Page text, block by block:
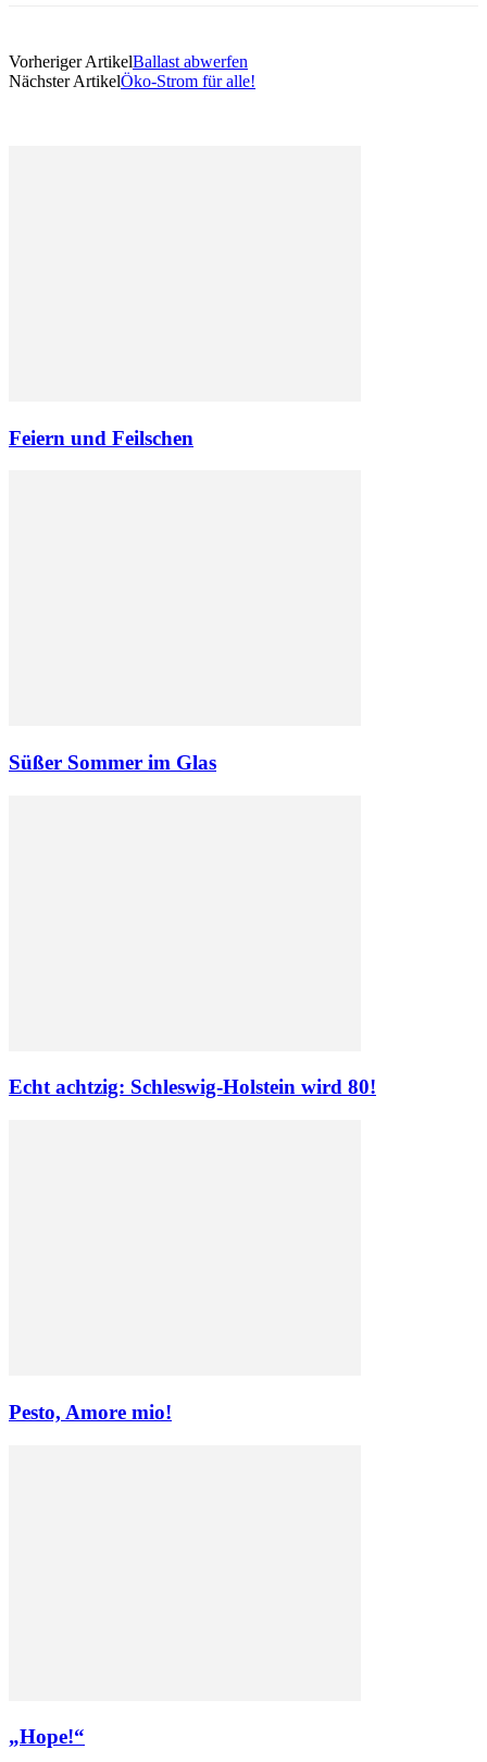
Vorheriger ArtikelBallast abwerfen
Nächster ArtikelÖko-Strom für alle!
Feiern und Feilschen
Süßer Sommer im Glas
Echt achtzig: Schleswig-Holstein wird 80!
Pesto, Amore mio!
„Hope!“